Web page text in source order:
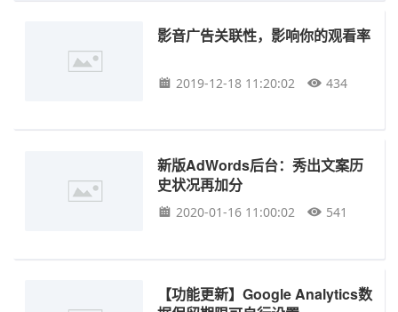
影音广告关联性，影响你的观看率
2019-12-18 11:20:02 434
新版AdWords后台：秀出文案历
史状况再加分
2020-01-16 11:00:02 541
【功能更新】Google Analytics数